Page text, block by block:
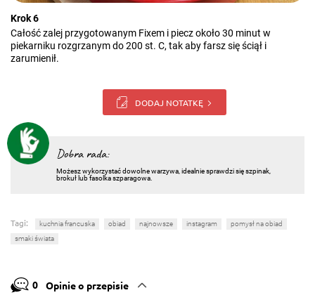
Krok 6
Całość zalej przygotowanym Fixem i piecz około 30 minut w
piekarniku rozgrzanym do 200 st. C, tak aby farsz się ściął i
zarumienił.
DODAJ NOTATKĘ
Dobra rada:
Możesz wykorzystać dowolne warzywa, idealnie sprawdzi się szpinak,
brokuł lub fasolka szparagowa.
Tagi: kuchnia francuska obiad najnowsze instagram
pomysł na obiad
smaki świata
0 Opinie o przepisie